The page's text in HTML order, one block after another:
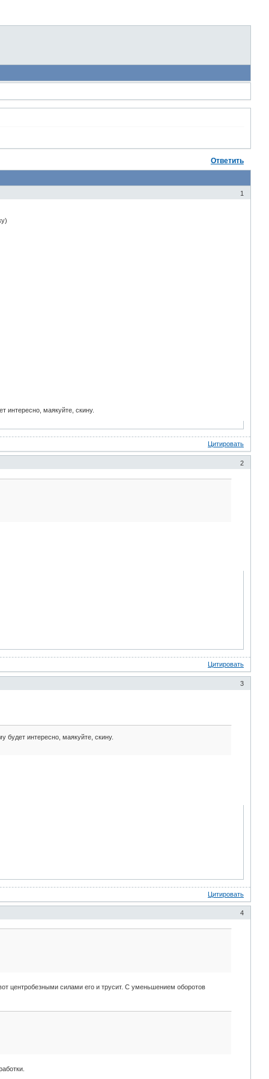
Ответить
1
интересно, маякуйте, скину.
Цитировать
2
Цитировать
3
будет интересно, маякуйте, скину.
Цитировать
4
центробезными силами его и трусит. С уменьшением оборотов